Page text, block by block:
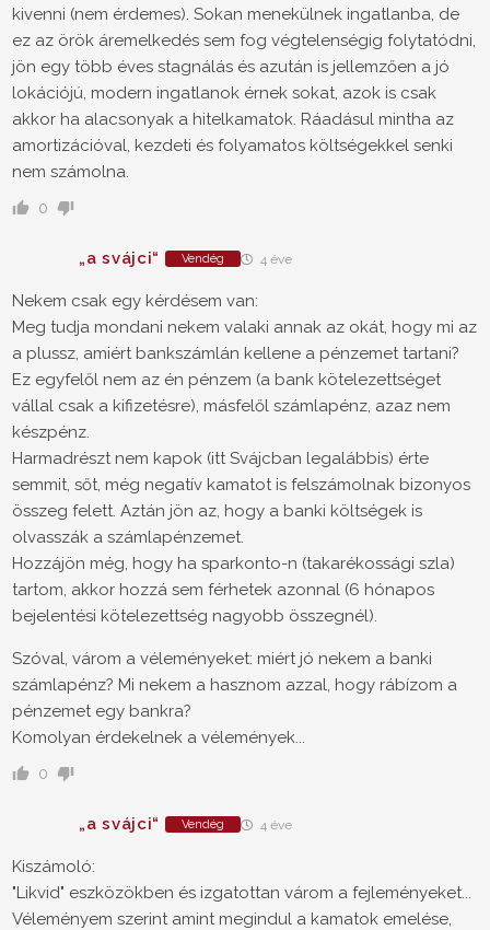
kivenni (nem érdemes). Sokan menekülnek ingatlanba, de
ez az örök áremelkedés sem fog végtelenségig folytatódni,
jön egy több éves stagnálás és azután is jellemzően a jó
lokációjú, modern ingatlanok érnek sokat, azok is csak
akkor ha alacsonyak a hitelkamatok. Ráadásul mintha az
amortizációval, kezdeti és folyamatos költségekkel senki
nem számolna.
0
„a svájci“ Vendég 4 éve
Nekem csak egy kérdésem van:
Meg tudja mondani nekem valaki annak az okát, hogy mi az
a plussz, amiért bankszámlán kellene a pénzemet tartani?
Ez egyfelől nem az én pénzem (a bank kötelezettséget
vállal csak a kifizetésre), másfelől számlapénz, azaz nem
készpénz.
Harmadrészt nem kapok (itt Svájcban legalábbis) érte
semmit, sőt, még negatív kamatot is felszámolnak bizonyos
összeg felett. Aztán jön az, hogy a banki költségek is
olvasszák a számlapénzemet.
Hozzájön még, hogy ha sparkonto-n (takarékossági szla)
tartom, akkor hozzá sem férhetek azonnal (6 hónapos
bejelentési kötelezettség nagyobb összegnél).
Szóval, várom a véleményeket: miért jó nekem a banki
számlapénz? Mi nekem a hasznom azzal, hogy rábízom a
pénzemet egy bankra?
Komolyan érdekelnek a vélemények...
0
„a svájci“ Vendég 4 éve
Kiszámoló:
"Likvid" eszközökben és izgatottan várom a fejleményeket...
Véleményem szerint amint megindul a kamatok emelése,